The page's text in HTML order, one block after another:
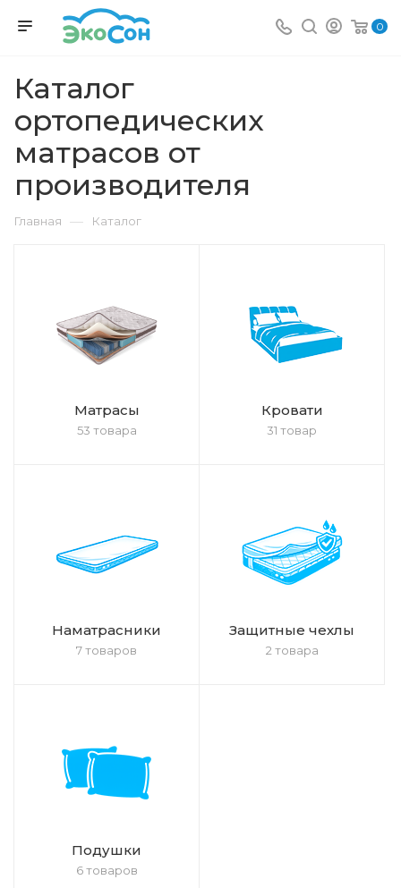
0
Каталог
ортопедических
матрасов от
производителя
Главная — Каталог
Матрасы
53 товара
Кровати
31 товар
Наматрасники
7 товаров
Защитные чехлы
2 товара
Подушки
6 товаров